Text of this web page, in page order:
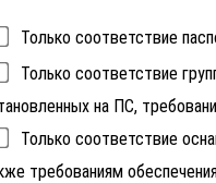
Только соответствие
Только соответствие
на ПС,
Только соответствие
требованиям